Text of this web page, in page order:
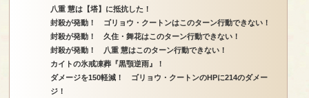
八重 慧は【塔】に抵抗した！
封殺が発動！ ゴリョウ・クートンはこのターン行動できない！
封殺が発動！ 久住・舞花はこのターン行動できない！
封殺が発動！ 八重 慧はこのターン行動できない！
カイトの氷戒凍葬『黒顎逆雨』！
ダメージを150軽減！ ゴリョウ・クートンのHPに214のダメー
ジ！